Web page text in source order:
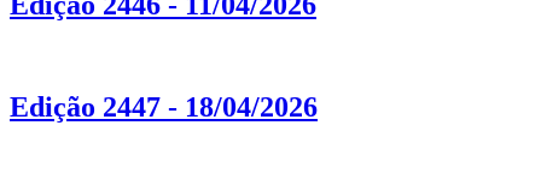
Edição 2447 - 18/04/2026